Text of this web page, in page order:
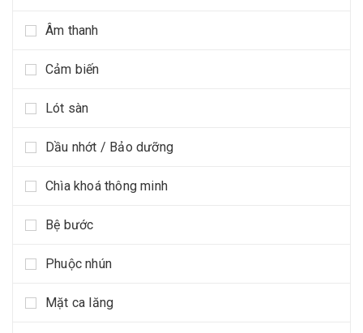
Âm thanh
Cảm biến
Lót sàn
Dầu nhớt / Bảo dưỡng
Chìa khoá thông minh
Bệ bước
Phuộc nhún
Mặt ca lăng